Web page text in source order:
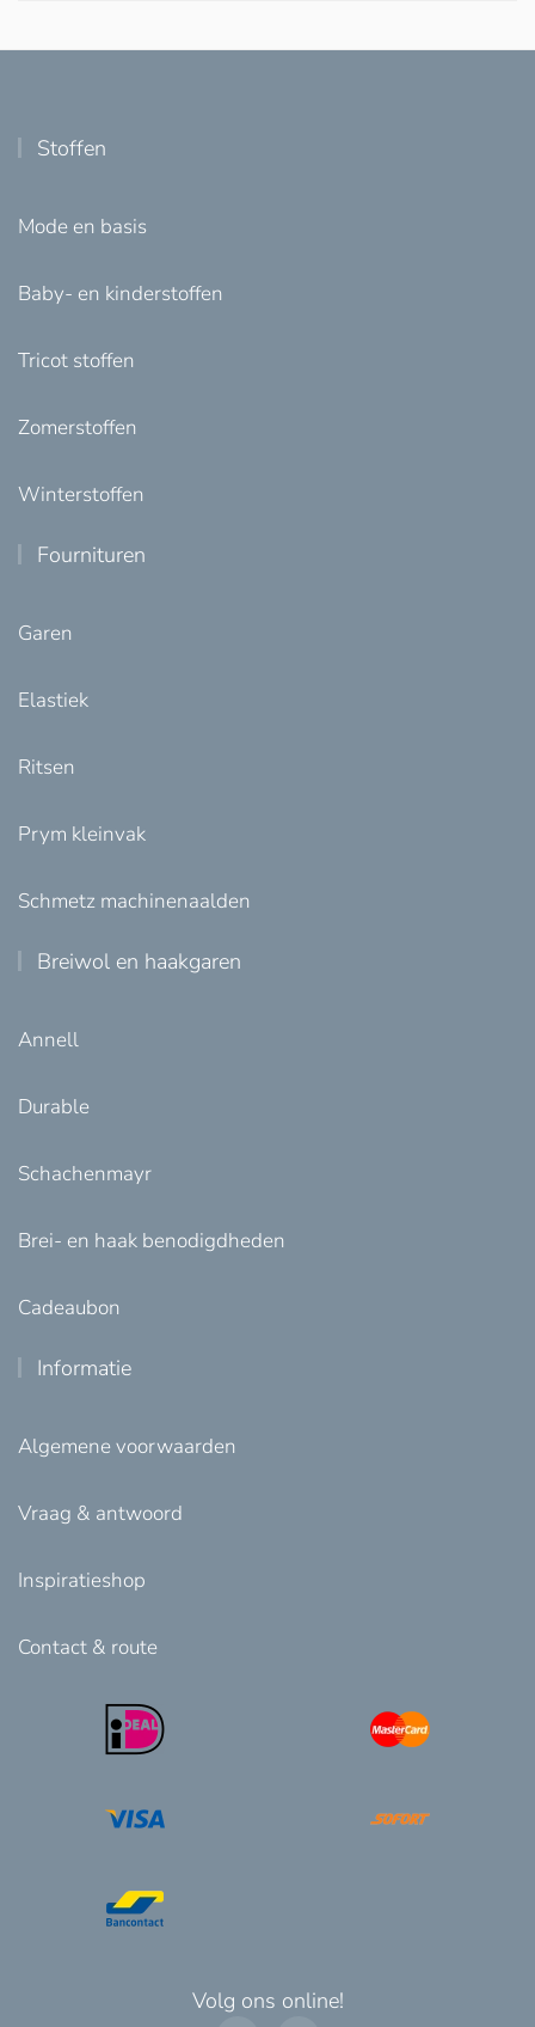
Stoffen
Mode en basis
Baby- en kinderstoffen
Tricot stoffen
Zomerstoffen
Winterstoffen
Fournituren
Garen
Elastiek
Ritsen
Prym kleinvak
Schmetz machinenaalden
Breiwol en haakgaren
Annell
Durable
Schachenmayr
Brei- en haak benodigdheden
Cadeaubon
Informatie
Algemene voorwaarden
Vraag & antwoord
Inspiratieshop
Contact & route
Volg ons online!